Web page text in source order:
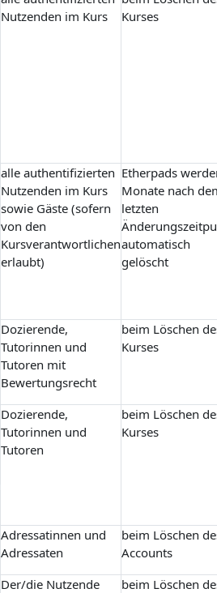
Nutzenden im Kurs
Kurses
alle authentifizierten
Nutzenden im Kurs
sowie Gäste (sofern
von den
Kursverantwortlichen
erlaubt)
Etherpads
Monate nach
letzten
automatisch
gelöscht
Dozierende,
Tutorinnen und
Tutoren mit
Bewertungsrecht
beim Löschen
Kurses
Dozierende,
Tutorinnen und
Tutoren
beim Löschen
Kurses
Adressatinnen und
Adressaten
beim Löschen
Accounts
Der/die Nutzende
beim Löschen